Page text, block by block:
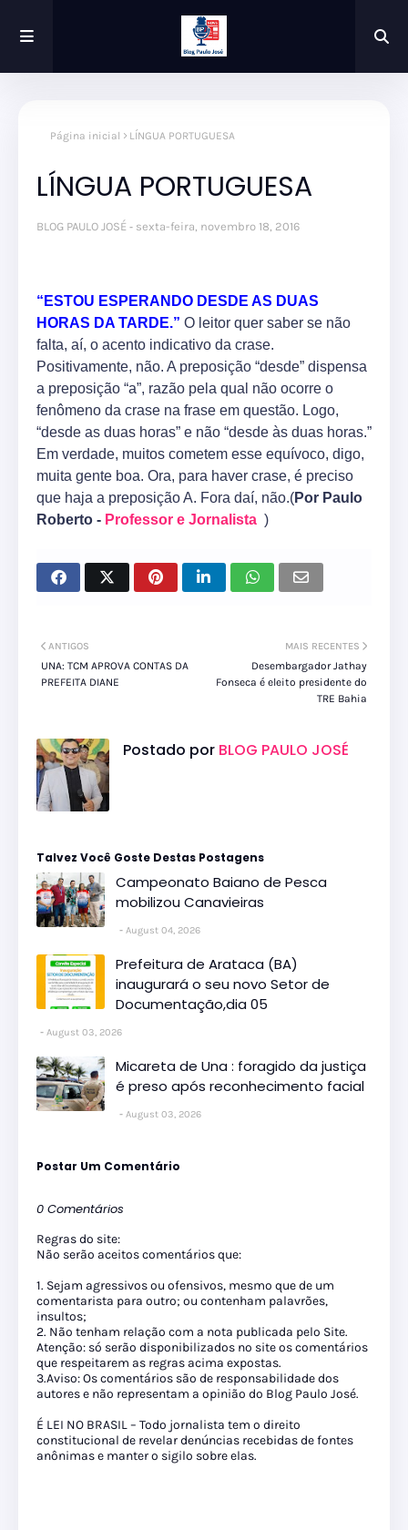
Página inicial LÍNGUA PORTUGUESA
LÍNGUA PORTUGUESA
BLOG PAULO JOSÉ sexta-feira, novembro 18, 2016
“ESTOU ESPERANDO DESDE AS DUAS
HORAS DA TARDE.” O leitor quer saber se não
falta, aí, o acento indicativo da crase.
Positivamente, não. A preposição “desde” dispensa
a preposição “a”, razão pela qual não ocorre o
fenômeno da crase na frase em questão. Logo,
“desde as duas horas” e não “desde às duas horas.”
Em verdade, muitos cometem esse equívoco, digo,
muita gente boa. Ora, para haver crase, é preciso
que haja a preposição A. Fora daí, não.(Por Paulo
Roberto - Professor e Jornalista )
MAIS RECENTES
Desembargador Jathay
Fonseca é eleito presidente do
TRE Bahia
ANTIGOS
UNA: TCM APROVA CONTAS DA
PREFEITA DIANE
Postado por BLOG PAULO JOSÉ
Talvez Você Goste Destas Postagens
Campeonato Baiano de Pesca
mobilizou Canavieiras
August 04, 2026
Prefeitura de Arataca (BA)
inaugurará o seu novo Setor de
Documentação,dia 05
August 03, 2026
Micareta de Una : foragido da justiça
é preso após reconhecimento facial
August 03, 2026
Postar Um Comentário
0 Comentários
Regras do site:
Não serão aceitos comentários que:
1. Sejam agressivos ou ofensivos, mesmo que de um
comentarista para outro; ou contenham palavrões,
insultos;
2. Não tenham relação com a nota publicada pelo Site.
Atenção: só serão disponibilizados no site os comentários
que respeitarem as regras acima expostas.
3.Aviso: Os comentários são de responsabilidade dos
autores e não representam a opinião do Blog Paulo José.
É LEI NO BRASIL – Todo jornalista tem o direito
constitucional de revelar denúncias recebidas de fontes
anônimas e manter o sigilo sobre elas.